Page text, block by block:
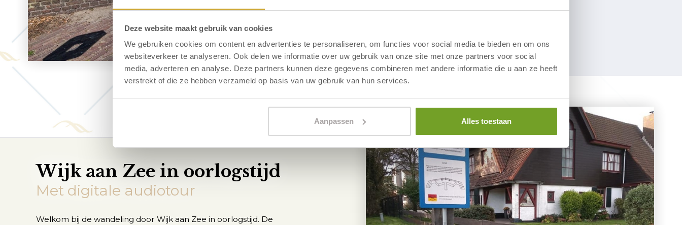
Deze website maakt gebruik van cookies
We gebruiken cookies om content en advertenties te personaliseren, om functies voor social media te bieden en om ons
websiteverkeer te analyseren. Ook delen we informatie over uw gebruik van onze site met onze partners voor social
media, adverteren en analyse. Deze partners kunnen deze gegevens combineren met andere informatie die u aan ze heeft
verstrekt of die ze hebben verzameld op basis van uw gebruik van hun services.
Aanpassen Alles toestaan
Wijk aan Zee in oorlogstijd
Met digitale audiotour
Welkom bij de wandeling door Wijk aan Zee in oorlogstijd. De